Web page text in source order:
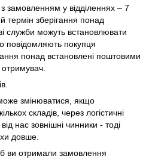
замовленням у відділеннях – 7
термін зберігання понад
служби можуть встановлювати
повідомляють покупця
понад вcтановлені поштовими
змінюватися, якщо
складів, через логістичні
нас зовнішні чинники - тоді
довше.
ви отримали замовлення